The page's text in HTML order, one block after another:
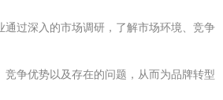
过深入的市场调研，了解市场环境、竞争
争优势以及存在的问题，从而为品牌转型